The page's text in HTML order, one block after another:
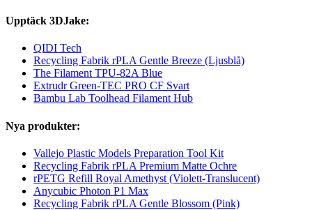
Upptäck 3DJake:
QIDI Tech
Recycling Fabrik rPLA Gentle Breeze (Ljusblå)
The Filament TPU-82A Blue
Extrudr Green-TEC PRO CF Svart
Bambu Lab Toolhead Filament Hub
Nya produkter:
Vallejo Plastic Models Preparation Tool Kit
Recycling Fabrik rPLA Premium Matte Ochre
rPETG Refill Royal Amethyst (Violett-Translucent)
Anycubic Photon P1 Max
Recycling Fabrik rPLA Gentle Blossom (Pink)